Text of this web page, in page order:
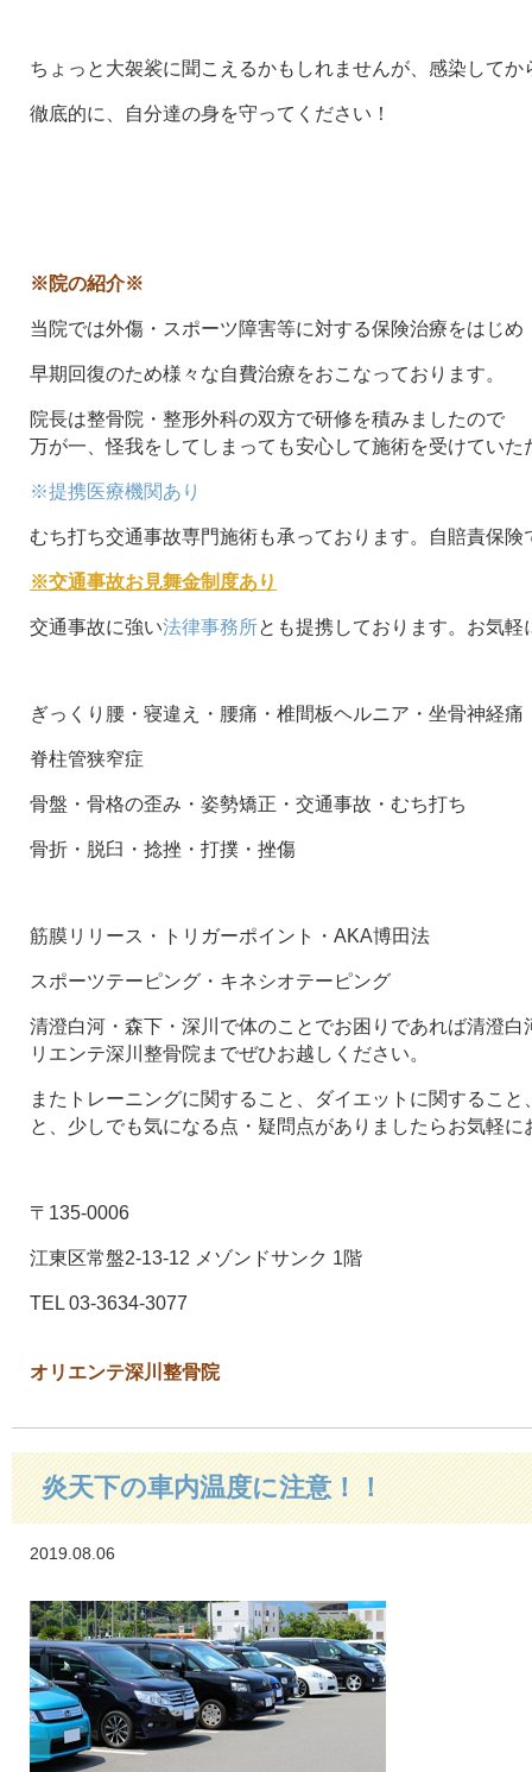
ちょっと大袈裟に聞こえるかもしれませんが、感染してか
徹底的に、自分達の身を守ってください！
※院の紹介※
当院では外傷・スポーツ障害等に対する保険治療をはじめ
早期回復のため様々な自費治療をおこなっております。
院長は整骨院・整形外科の双方で研修を積みましたので
万が一、怪我をしてしまっても安心して施術を受けていた
※提携医療機関あり
むち打ち交通事故専門施術も承っております。自賠責保険
※交通事故お見舞金制度あり
交通事故に強い法律事務所とも提携しております。お気軽
ぎっくり腰・寝違え・腰痛・椎間板ヘルニア・坐骨神経痛
脊柱管狭窄症
骨盤・骨格の歪み・姿勢矯正・交通事故・むち打ち
骨折・脱臼・捻挫・打撲・挫傷
筋膜リリース・トリガーポイント・AKA博田法
スポーツテーピング・キネシオテーピング
清澄白河・森下・深川で体のことでお困りであれば清澄
リエンテ深川整骨院までぜひお越しください。
またトレーニングに関すること、ダイエットに関するこ
と、少しでも気になる点・疑問点がありましたらお気軽に
〒135-0006
江東区常盤2-13-12 メゾンドサンク 1階
TEL 03-3634-3077
オリエンテ深川整骨院
炎天下の車内温度に注意！！
2019.08.06